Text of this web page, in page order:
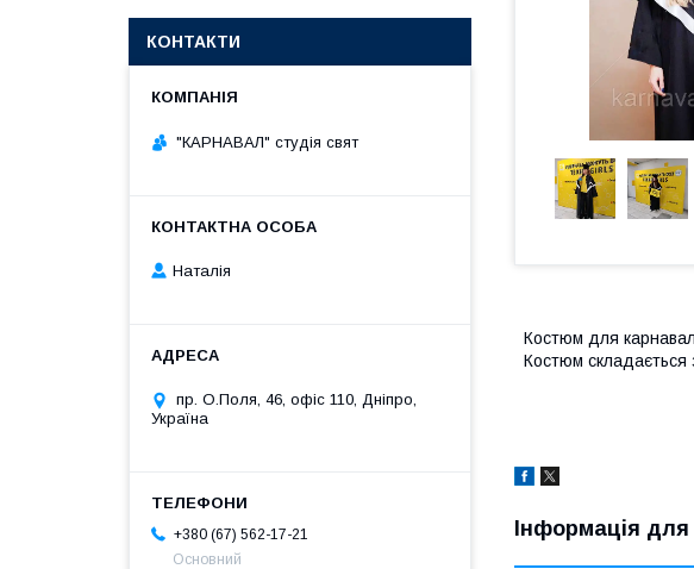
Костюм для
Костюм складається
Інформація
КОНТАКТИ
"КАРНАВАЛ" студія свят
Наталія
пр. О.Поля, 46, офіс 110, Дніпро,
Україна
+380 (67) 562-17-21
Основний